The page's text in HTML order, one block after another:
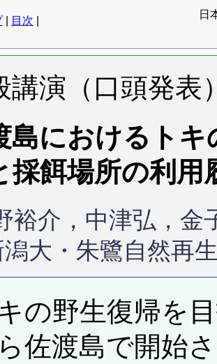
| 目次
日
講演（口頭発表
島におけるトキ
採餌場所の利用
裕介，中津弘，金
潟大・朱鷺自然再
の野生復帰を
佐渡島で開始